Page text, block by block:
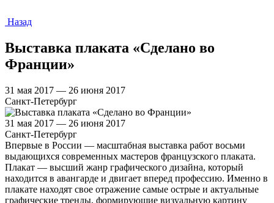
Назад
Выставка плаката «Сделано во
Франции»
31 мая 2017 — 26 июня 2017
Санкт-Петербург
31 мая 2017 — 26 июня 2017
Санкт-Петербург
Впервые в России — масштабная выставка работ восьми
выдающихся современных мастеров французского плаката.
Плакат — высший жанр графического дизайна, который
находится в авангарде и двигает вперед профессию. Именно в
плакате находят свое отражение самые острые и актуальные
графические тренды, формирующие визуальную картину